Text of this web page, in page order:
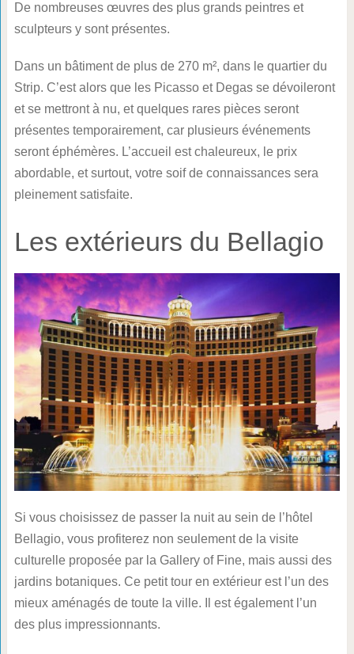
De nombreuses œuvres des plus grands peintres et
sculpteurs y sont présentes.
Dans un bâtiment de plus de 270 m², dans le quartier du
Strip. C’est alors que les Picasso et Degas se dévoileront
et se mettront à nu, et quelques rares pièces seront
présentes temporairement, car plusieurs événements
seront éphémères. L’accueil est chaleureux, le prix
abordable, et surtout, votre soif de connaissances sera
pleinement satisfaite.
Les extérieurs du Bellagio
Si vous choisissez de passer la nuit au sein de l’hôtel
Bellagio, vous profiterez non seulement de la visite
culturelle proposée par la Gallery of Fine, mais aussi des
jardins botaniques. Ce petit tour en extérieur est l’un des
mieux aménagés de toute la ville. Il est également l’un
des plus impressionnants.